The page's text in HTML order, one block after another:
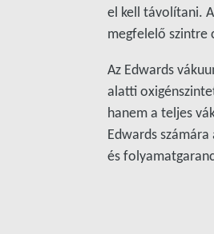
el kell távolítani.
megfelelő szintre
Az Edwards
alatti
hanem a teljes
Edwards
és